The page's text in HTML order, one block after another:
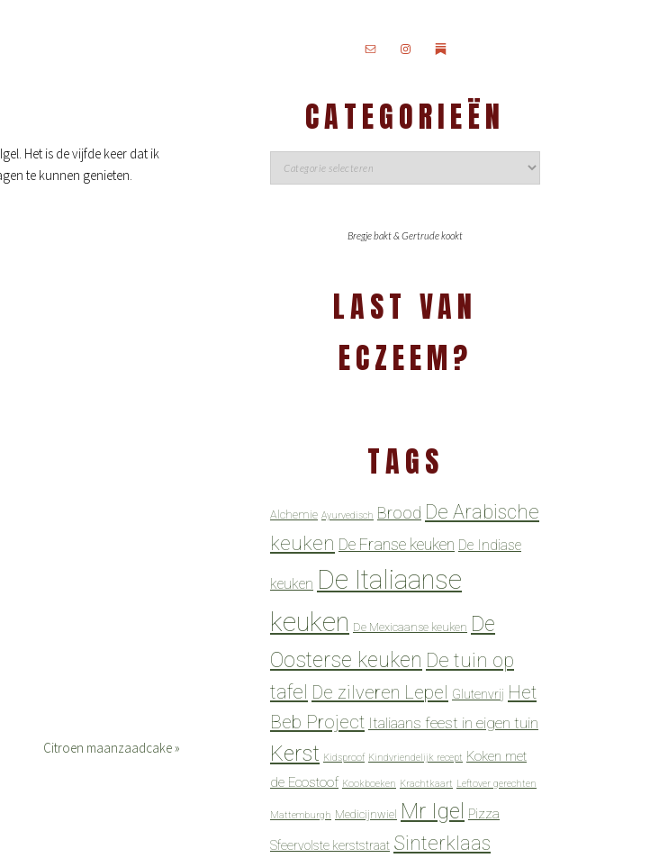
Het is de vijfde keer dat ik
te kunnen genieten.
Citroen maanzaadcake »
CATEGORIEËN
Bregje bakt & Gertrude kookt
LAST VAN
ECZEEM?
TAGS
Alchemie Ayurvedisch Brood De Arabische
keuken De Franse keuken De Indiase
keuken De Italiaanse
keuken De Mexicaanse keuken De
Oosterse keuken De tuin op
tafel De zilveren Lepel Glutenvrij Het
Beb Project Italiaans feest in eigen tuin
Kerst Kidsproof Kindvriendelijk recept Koken met
de Ecostoof Kookboeken Krachtkaart Leftover gerechten
Mattemburgh Medicijnwiel Mr Igel Pizza
Sfeervolste kerststraat Sinterklaas